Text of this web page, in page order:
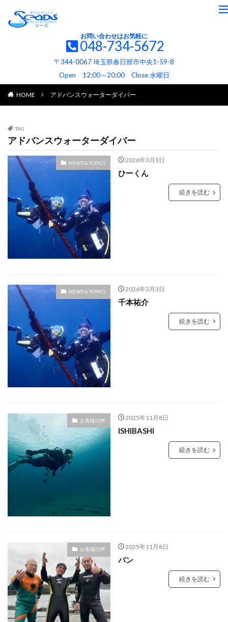
お問い合わせはお気軽に
048-734-5672
〒344-0067 埼玉県春日部市中央1-59-8
Open 12:00～20:00 Close 水曜日
HOME アドバンスウォーターダイバー
TAG
アドバンスウォーターダイバー
NEWS & TOPICS 2026年3月3日
ひーくん
続きを読む
NEWS & TOPICS 2026年3月3日
千本祐介
続きを読む
お客様の声 2025年11月8日
ISHIBASHI
続きを読む
お客様の声 2025年11月8日
バン
続きを読む